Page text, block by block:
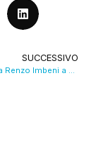
SUCCESSIVO
Bologna ricorda Renzo Imbeni a 20 anni dalla sua scomparsa VIDEO